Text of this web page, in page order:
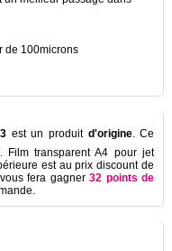
de 100microns
est un produit d'origine. Ce
. Film transparent A4 pour jet
est au prix discount de
fera gagner32 points de